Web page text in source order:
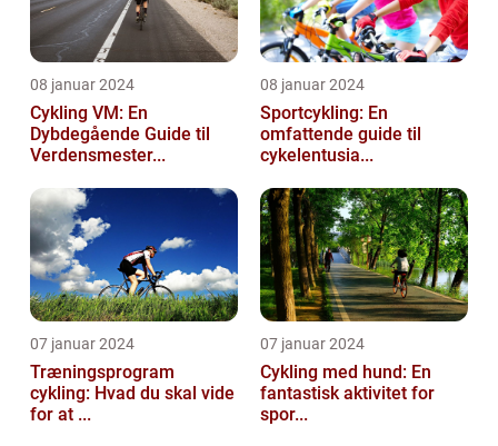
08 januar 2024
Cykling VM: En
Dybdegående Guide til
Verdensmester...
08 januar 2024
Sportcykling: En
omfattende guide til
cykelentusia...
07 januar 2024
Træningsprogram
cykling: Hvad du skal vide
for at ...
07 januar 2024
Cykling med hund: En
fantastisk aktivitet for
spor...